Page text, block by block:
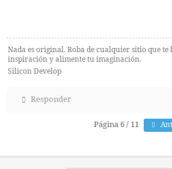
Nada es original. Roba de cualquier sitio que te
inspiración y alimente tu imaginación.
Silicon Develop
Responder
Página 6 / 11